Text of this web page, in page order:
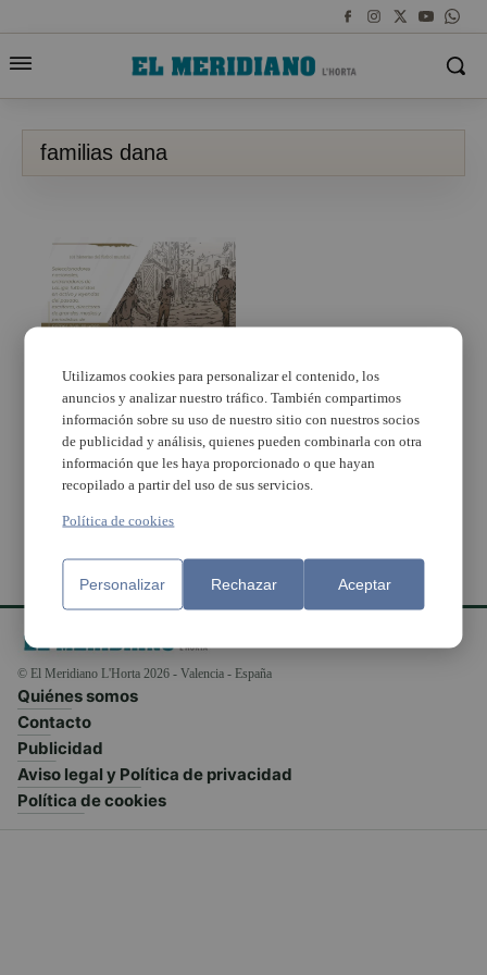
familias dana
El fútbol y las letras se
unen para ayudar a las
familias valencianas
afectadas por la DANA
© El Meridiano L'Horta 2026 - Valencia - España
Quiénes somos
Contacto
Publicidad
Aviso legal y Política de privacidad
Política de cookies
Utilizamos cookies para personalizar el contenido, los
anuncios y analizar nuestro tráfico. También compartimos
información sobre su uso de nuestro sitio con nuestros socios
de publicidad y análisis, quienes pueden combinarla con otra
información que les haya proporcionado o que hayan
recopilado a partir del uso de sus servicios.
Política de cookies
Personalizar Rechazar Aceptar